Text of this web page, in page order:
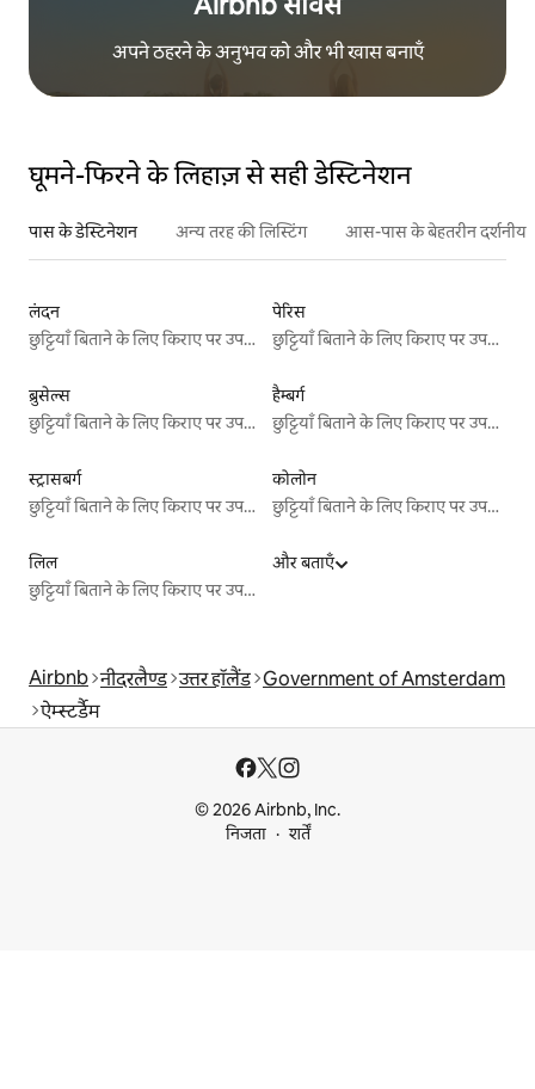
अपने ठहरने के अनुभव को और भी खास बनाएँ
घूमने-फिरने के लिहाज़ से सही डेस्टिनेशन
पास के डेस्टिनेशन अन्य तरह की लिस्टिंग आस-पास के बेहतरीन दर्शनीय
लंदन
छुट्टियाँ बिताने के लिए किराए पर उपलब्ध जगहें
पेरिस
छुट्टियाँ बिताने के लिए किराए पर उपलब्ध जगहें
ब्रुसेल्स
छुट्टियाँ बिताने के लिए किराए पर उपलब्ध जगहें
हैम्बर्ग
छुट्टियाँ बिताने के लिए किराए पर उपलब्ध जगहें
स्ट्रासबर्ग
छुट्टियाँ बिताने के लिए किराए पर उपलब्ध जगहें
कोलोन
छुट्टियाँ बिताने के लिए किराए पर उपलब्ध जगहें
लिल
छुट्टियाँ बिताने के लिए किराए पर उपलब्ध जगहें
और बताएँ
Airbnb नीदरलैण्ड उत्तर हॉलैंड Government of Amsterdam
ऐम्स्टर्डैम
© 2026 Airbnb, Inc.
निजता
शर्तें